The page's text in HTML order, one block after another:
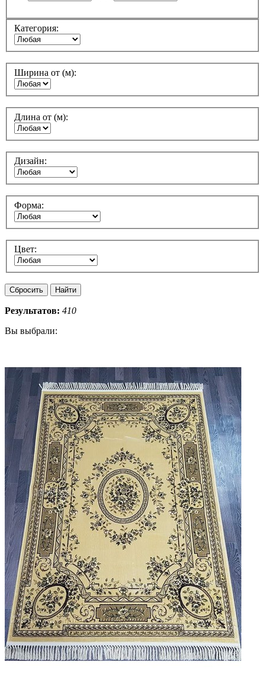
Категория:
Ширина от (м):
Длина от (м):
Дизайн:
Форма:
Цвет:
Результатов: 410
Вы выбрали: